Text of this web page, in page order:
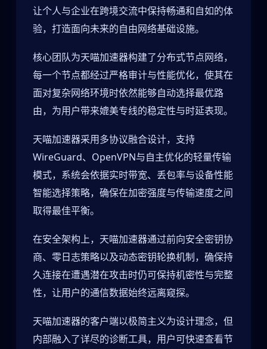
让个人与企业在跨境交流中保持畅通和自如的体
验，打造面向未来的自由网络基础设施。
核心团队为天喵加速器构建了分布式节点网络，
每一个节点都经过严格审计与性能优化，使其在
面对复杂网络环境时依然能够自动选择最优路
由，为用户带来媲美专线的稳定性与时延表现。
天喵加速器采用多协议融合设计，支持
WireGuard、OpenVPN与自主优化的轻量传输
模式，系统会依据实时带宽、丢包率与设备性能
智能选择策略，确保在加密强度与传输速度之间
取得最佳平衡。
在安全架构上，天喵加速器通过前向安全密钥协
商、零日志策略以及动态密钥轮换机制，确保持
久连接在遭遇潜在攻击时仍可保持机密性与完整
性，让用户的通信数据始终远离窥探。
天喵加速器的客户端以极简主义为设计理念，但
内部融入了详尽的诊断工具，用户可快速查看节